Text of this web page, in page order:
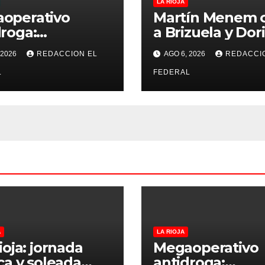
190 kilos
que
como destino
y Catamarca
REDACCION EL
LA RIOJA
Martín Menem
a Brizuela y
por los
Guanchín:
AGO 6, 2026
FEDERAL
jornada
LA RIOJA
Megaoperativo